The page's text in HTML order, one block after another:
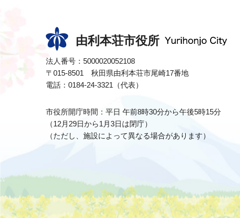
由利本荘市役所
法人番号：5000020052108
〒015-8501 秋田県由利本荘市尾崎17番地
電話：0184-24-3321（代表）
市役所開庁時間：平日 午前8時30分から午後5時15分
（12月29日から1月3日は閉庁）
（ただし、施設によって異なる場合があります）